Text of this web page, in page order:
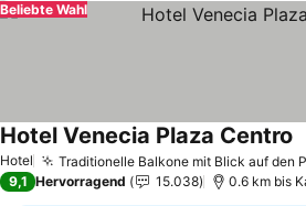
Beliebte Wahl
Hotel Traditionelle Balkone mit Blick auf den
Hotel Venecia Plaza Centro
9,1 Hervorragend 15.038 0.6 km bis